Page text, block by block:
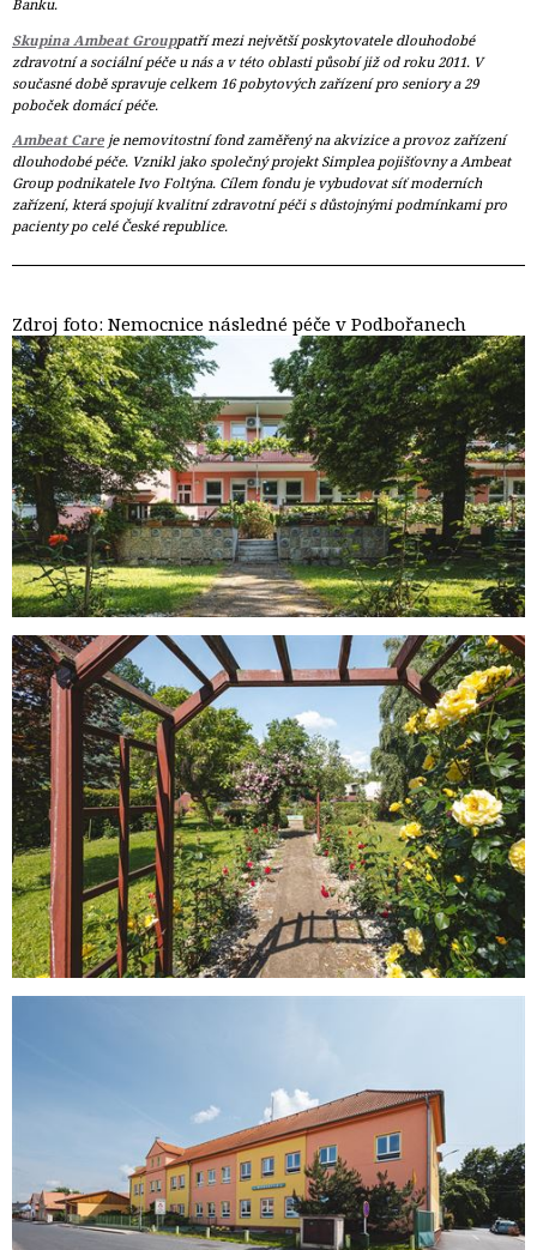
Banku.
Skupina Ambeat Grouppatří mezi největší poskytovatele dlouhodobé
zdravotní a sociální péče u nás a v této oblasti působí již od roku 2011. V
současné době spravuje celkem 16 pobytových zařízení pro seniory a 29
poboček domácí péče.
Ambeat Care je nemovitostní fond zaměřený na akvizice a provoz zařízení
dlouhodobé péče. Vznikl jako společný projekt Simplea pojišťovny a Ambeat
Group podnikatele Ivo Foltýna. Cílem fondu je vybudovat síť moderních
zařízení, která spojují kvalitní zdravotní péči s důstojnými podmínkami pro
pacienty po celé České republice.
Zdroj foto: Nemocnice následné péče v Podbořanech